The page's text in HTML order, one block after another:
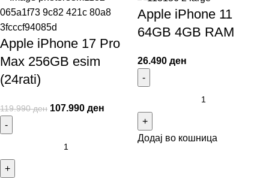
Apple iPhone 17 Pro
Max 256GB esim
(24rati)
119.990ден 107.990 ден
Apple iPhone 11
64GB 4GB RAM
26.490 ден
Додај во кошница